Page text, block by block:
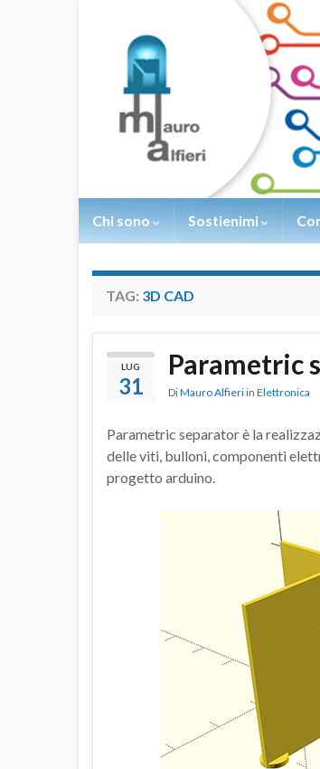
Chi sono Sostienimi
TAG: 3D CAD
LUG
31
Parametric
DiMauro Alfieri in Elettronica
Parametric separator è la
delle viti, bulloni, componenti
progetto arduino.